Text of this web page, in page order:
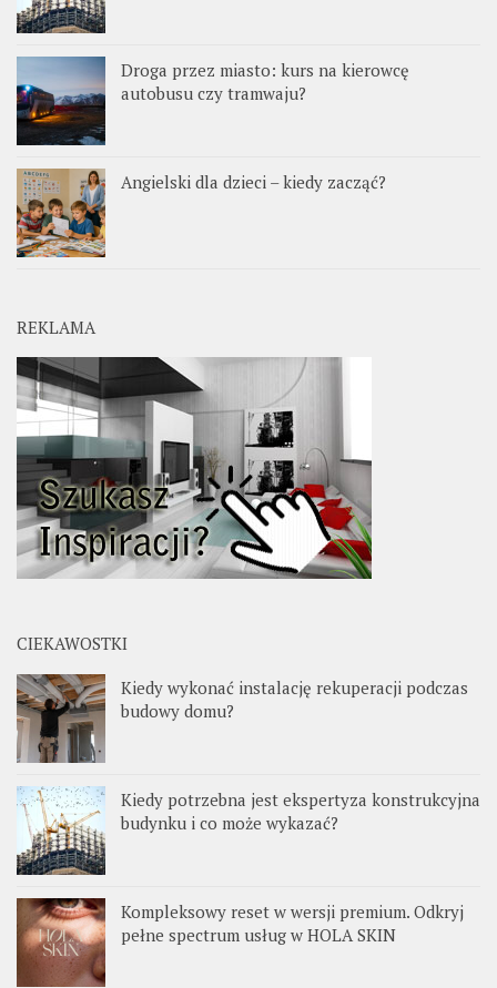
Droga przez miasto: kurs na kierowcę
autobusu czy tramwaju?
Angielski dla dzieci – kiedy zacząć?
REKLAMA
CIEKAWOSTKI
Kiedy wykonać instalację rekuperacji podczas
budowy domu?
Kiedy potrzebna jest ekspertyza konstrukcyjna
budynku i co może wykazać?
Kompleksowy reset w wersji premium. Odkryj
pełne spectrum usług w HOLA SKIN